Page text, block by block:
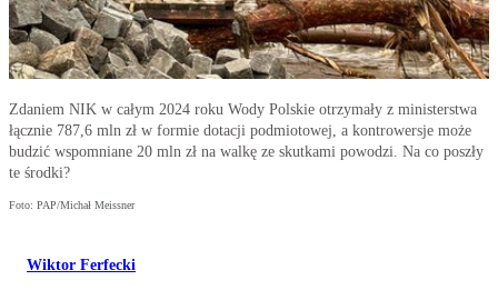
Zdaniem NIK w całym 2024 roku Wody Polskie otrzymały z ministerstwa
łącznie 787,6 mln zł w formie dotacji podmiotowej, a kontrowersje może
budzić wspomniane 20 mln zł na walkę ze skutkami powodzi. Na co poszły
te środki?
Foto: PAP/Michał Meissner
Wiktor Ferfecki